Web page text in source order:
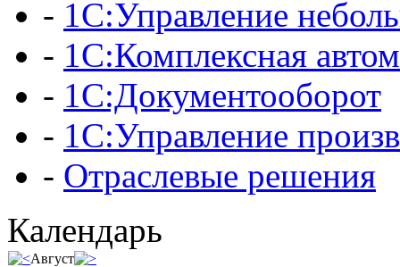
- 1С:Управление
- 1С:Комплексная
- 1С:Документооборот
- 1С:Управление
- Отраслевые решения
Календарь
Август